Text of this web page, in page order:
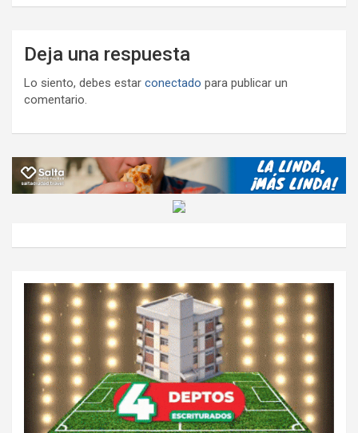
Deja una respuesta
Lo siento, debes estar conectado para publicar un
comentario.